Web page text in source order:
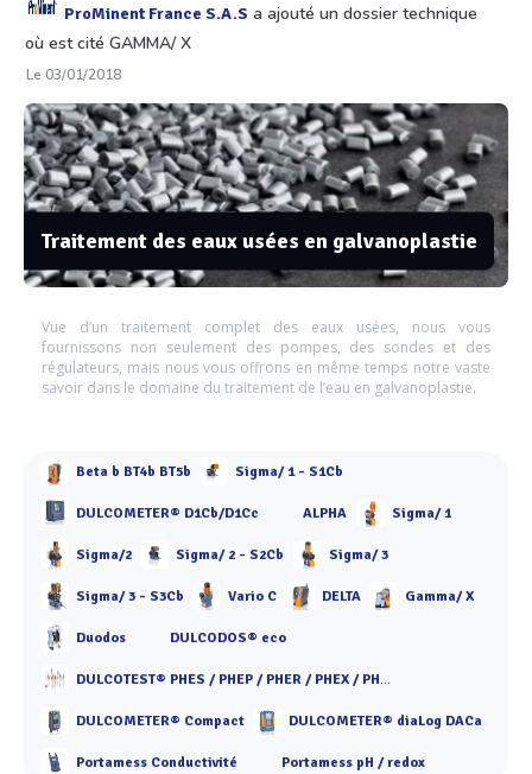
ProMinent France S.A.S a ajouté un dossier technique
où est cité GAMMA/ X
Le 03/01/2018
Traitement des eaux usées en galvanoplastie
Vue d’un traitement complet des eaux usées, nous vous
fournissons non seulement des pompes, des sondes et des
régulateurs, mais nous vous offrons en même temps notre vaste
savoir dans le domaine du traitement de l’eau en galvanoplastie.
Beta b BT4b BT5b Sigma/ 1 - S1Cb
DULCOMETER® D1Cb/D1Cc ALPHA Sigma/ 1
Sigma/2 Sigma/ 2 - S2Cb Sigma/ 3
Sigma/ 3 - S3Cb Vario C DELTA Gamma/ X
Duodos DULCODOS® eco
DULCOTEST® PHES / PHEP / PHER / PHEX / PHED / PHEF / PHEN / PHEK
DULCOMETER® Compact DULCOMETER® diaLog DACa
Portamess Conductivité Portamess pH / redox